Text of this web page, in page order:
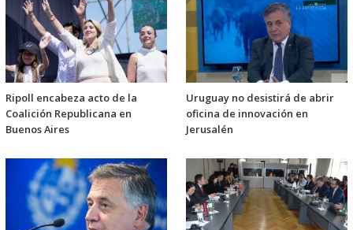
Ripoll encabeza acto de la
Coalición Republicana en
Buenos Aires
Uruguay no desistirá de abrir
oficina de innovación en
Jerusalén